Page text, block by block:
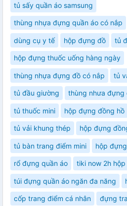
tủ sấy quần áo samsung
thùng nhựa đựng quần áo có nắp
dùng cụ y tế hộp đựng đồ tủ
hộp đựng thuốc uống hàng ngày
thùng nhựa đựng đồ có nắp tủ
tủ đầu giường thùng nhưa đựng
tủ thuốc mini hộp đựng đồng hồ
tủ vải khung thép hộp đựng
tủ bàn trang điểm mini hộp
rổ đựng quần áo tiki now 2h
túi đựng quần áo ngăn đa năng
cốp trang điểm cá nhân đựng